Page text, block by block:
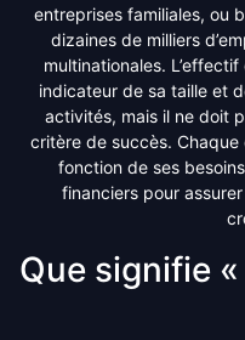
entreprises familiales, ou
dizaines de milliers
multinationales.
indicateur de sa taille et
activités, mais il ne doit
critère de succès.
fonction de ses
financiers pour
Que signifie